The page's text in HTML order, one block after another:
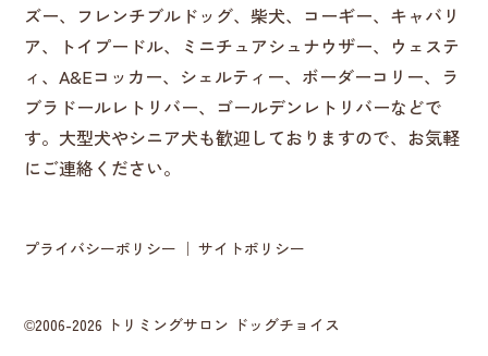
ズー、フレンチブルドッグ、柴犬、コーギー、キャバリ
ア、トイプードル、ミニチュアシュナウザー、ウェステ
ィ、A&Eコッカー、シェルティー、ボーダーコリー、ラ
ブラドールレトリバー、ゴールデンレトリバーなどで
す。大型犬やシニア犬も歓迎しておりますので、お気軽
にご連絡ください。
プライバシーポリシー サイトポリシー
©2006-2026 トリミングサロン ドッグチョイス